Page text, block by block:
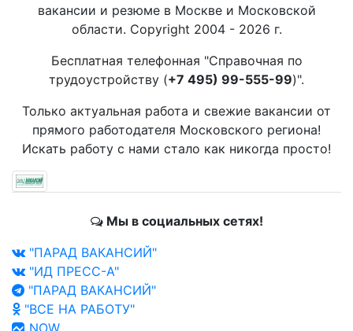
вакансии и резюме в Москве и Московской
области. Copyright 2004 - 2026 г.
Бесплатная телефонная "Справочная по
трудоустройству (+7 495) 99-555-99)".
Только актуальная работа и свежие вакансии от
прямого работодателя Московского региона!
Искать работу с нами стало как никогда просто!
Мы в социальных сетях!
"ПАРАД ВАКАНСИЙ"
"ИД ПРЕСС-А"
"ПАРАД ВАКАНСИЙ"
"ВСЕ НА РАБОТУ"